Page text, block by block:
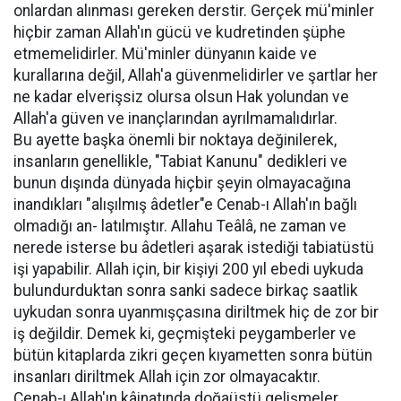
onlardan alınması gereken derstir. Gerçek mü'minler
hiçbir zaman Allah'ın gücü ve kudretinden şüphe
etmemelidirler. Mü'minler dünyanın kaide ve
kurallarına değil, Allah'a güvenmelidirler ve şartlar her
ne kadar elverişsiz olursa olsun Hak yolundan ve
Allah'a güven ve inançlarından ayrılmamalıdırlar.
Bu ayette başka önemli bir noktaya değinilerek,
insanların genellikle, "Tabiat Kanunu" dedikleri ve
bunun dışında dünyada hiçbir şeyin olmayacağına
inandıkları "alışılmış âdetler"e Cenab-ı Allah'ın bağlı
olmadığı an- latılmıştır. Allahu Teâlâ, ne zaman ve
nerede isterse bu âdetleri aşarak istediği tabiatüstü
işi yapabilir. Allah için, bir kişiyi 200 yıl ebedi uykuda
bulundurduktan sonra sanki sadece birkaç saatlik
uykudan sonra uyanmışçasına diriltmek hiç de zor bir
iş değildir. Demek ki, geçmişteki peygamberler ve
bütün kitaplarda zikri geçen kıyametten sonra bütün
insanları diriltmek Allah için zor olmayacaktır.